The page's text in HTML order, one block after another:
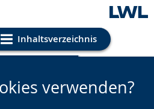
Inhaltsverzeichnis
Einstellungen
verwenden?